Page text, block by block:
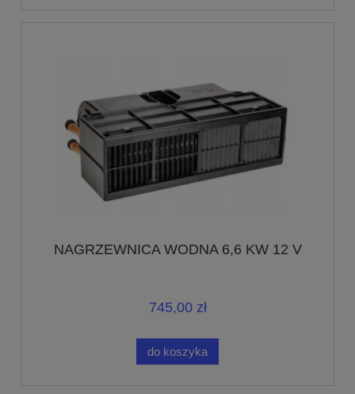
NAGRZEWNICA WODNA 6,6 KW 12 V
745,00 zł
do koszyka